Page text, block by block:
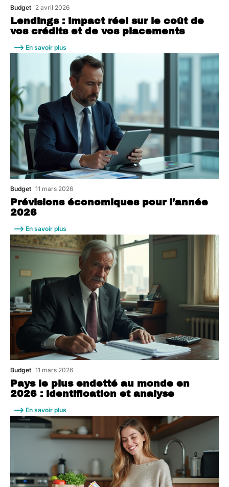
Lendings : impact réel sur le coût de
vos crédits et de vos placements
Budget 2 avril 2026
En savoir plus
Prévisions économiques pour l’année
2026
Budget 11 mars 2026
En savoir plus
Pays le plus endetté au monde en
2026 : identification et analyse
Budget 11 mars 2026
En savoir plus